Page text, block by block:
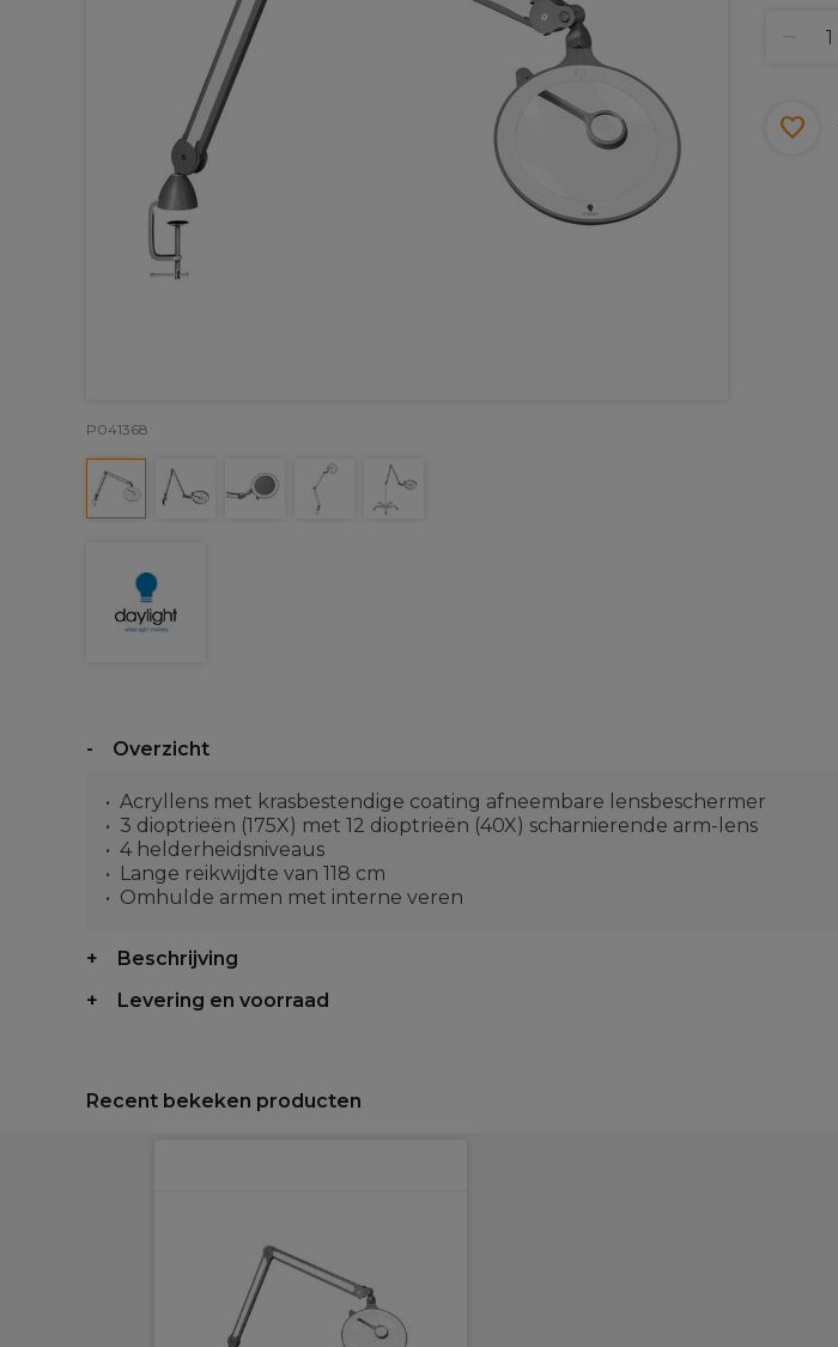
P041368
Overzicht
Acryllens met krasbestendige coating afneembare lensbeschermer
3 dioptrieën (175X) met 12 dioptrieën (40X) scharnierende arm-lens
4 helderheidsniveaus
Lange reikwijdte van 118 cm
Omhulde armen met interne veren
Beschrijving
Levering en voorraad
Recent bekeken producten